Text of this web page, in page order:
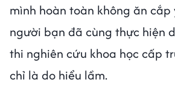
mình hoàn toàn không ăn
người bạn đã cùng thực hiện
thi nghiên cứu khoa học cấp
chỉ là do hiểu lầm.